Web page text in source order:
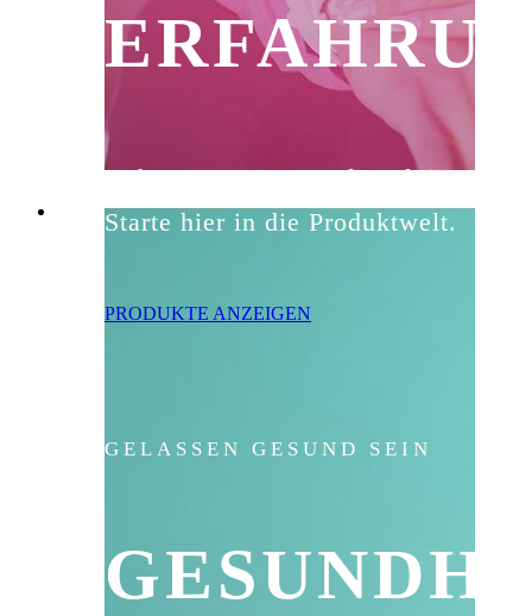
Nahrungsergänzung für Aktive.
Starte hier in die Produktwelt.
PRODUKTE ANZEIGEN
GELASSEN GESUND SEIN